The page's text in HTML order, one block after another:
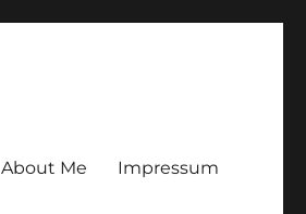
About Me Impressum